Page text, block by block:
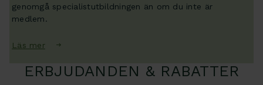
genomgå specialistutbildningen än om du inte är
medlem.
Läs mer
ERBJUDANDEN & RABATTER